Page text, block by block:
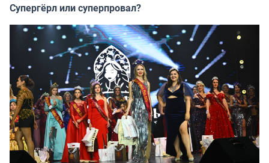
Супергёрл или суперпровал?